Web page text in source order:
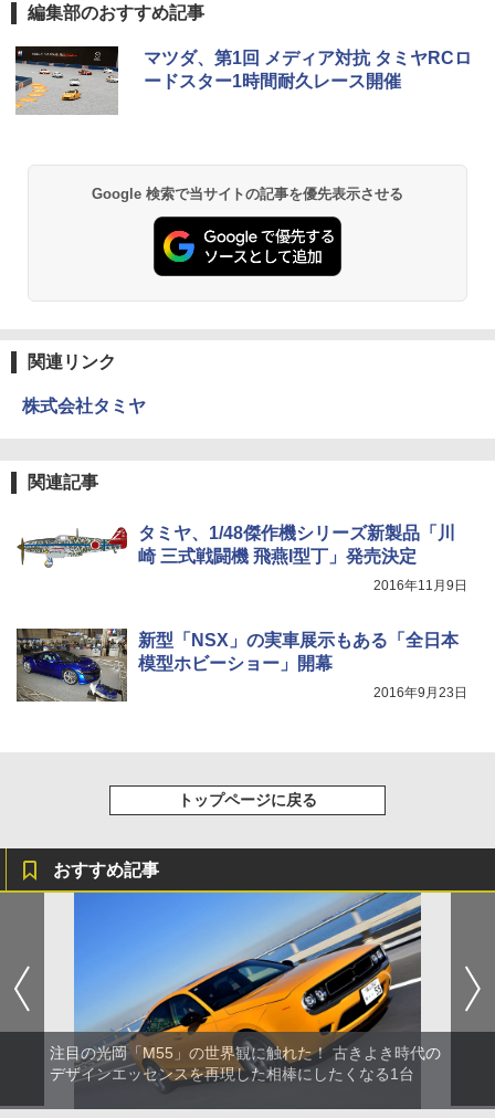
編集部のおすすめ記事
マツダ、第1回 メディア対抗 タミヤRCロ
ードスター1時間耐久レース開催
Google 検索で当サイトの記事を優先表示させる
関連リンク
株式会社タミヤ
関連記事
タミヤ、1/48傑作機シリーズ新製品「川
崎 三式戦闘機 飛燕I型丁」発売決定
2016年11月9日
新型「NSX」の実車展示もある「全日本
模型ホビーショー」開幕
2016年9月23日
トップページに戻る
おすすめ記事
注目の光岡「M55」の世界観に触れた！ 古きよき時代の
デザインエッセンスを再現した相棒にしたくなる1台